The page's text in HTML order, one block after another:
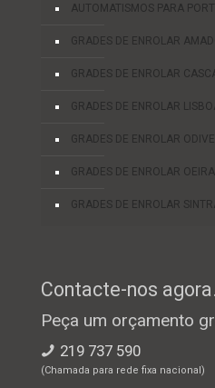
AUTOMATISMOS PARA
GRADES DE ENROLAR
GRADES DE ENROLAR
GRADES DE ENROLAR
GRADES DE ENROLAR
GRADES DE ENROLAR
GRADES DE ENROLAR
Contacte-nos agora.
Peça um orçamento
219 737 590
(Chamada para rede fixa nacional)